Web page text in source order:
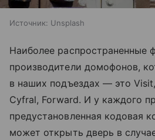
Источник: Unsplash
Наиболее распространенные
производители домофонов,
в наших подъездах — это
Cyfral, Forward. И у каждого
предустановленная кодовая
может открыть дверь в